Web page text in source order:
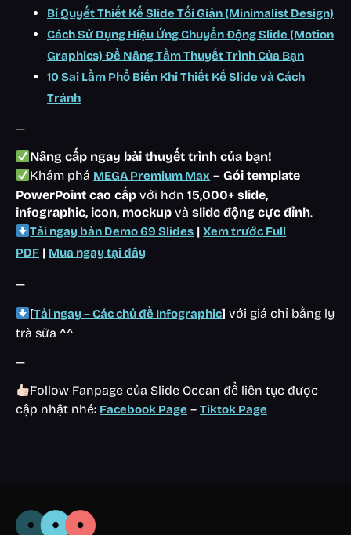
Bí Quyết Thiết Kế Slide Tối Giản (Minimalist Design)
Cách Sử Dụng Hiệu Ứng Chuyển Động Slide (Motion
Graphics) Để Nâng Tầm Thuyết Trình Của Bạn
10 Sai Lầm Phổ Biến Khi Thiết Kế Slide và Cách
Tránh
—
Nâng cấp ngay bài thuyết trình của bạn!
Khám phá MEGA Premium Max – Gói template
PowerPoint cao cấp với hơn 15,000+ slide,
infographic, icon, mockup và slide động cực đỉnh.
Tải ngay bản Demo 69 Slides |Xem trước Full
PDF | Mua ngay tại đây
—
[Tải ngay – Các chủ đề Infographic] với giá chỉ bằng ly
trà sữa ^^
—
Follow Fanpage của Slide Ocean để liên tục được
cập nhật nhé: Facebook Page – Tiktok Page